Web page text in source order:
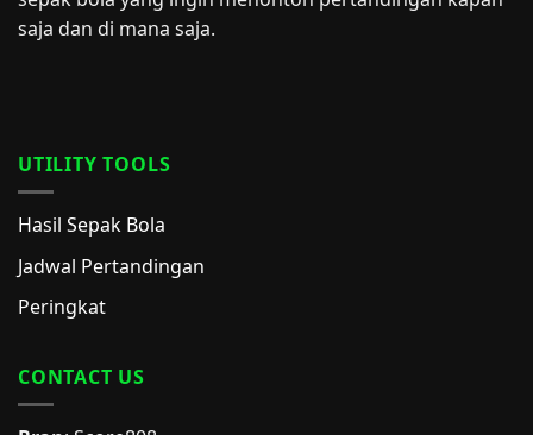
saja dan di mana saja.
UTILITY TOOLS
Hasil Sepak Bola
Jadwal Pertandingan
Peringkat
CONTACT US